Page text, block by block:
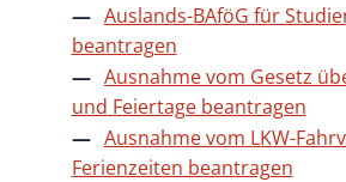
Auslands-BAföG für
beantragen
Ausnahme vom Gesetz
und Feiertage beantragen
Ausnahme vom LKW-
Ferienzeiten beantragen